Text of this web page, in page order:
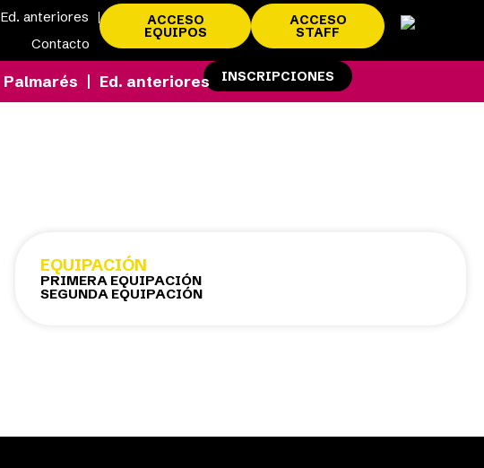
Ed. anteriores
Contacto
ACCESO
EQUIPOS
ACCESO
STAFF
Palmarés Ed. anteriores INSCRIPCIONES
EQUIPACIÓN
PRIMERA EQUIPACIÓN
SEGUNDA EQUIPACIÓN